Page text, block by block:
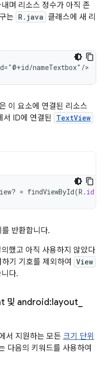
며 리소스 정수가 아직 존
는 R.java 클래스에 새 리
nameTextbox"/>
이 요소에 연결된 리소스
서 ID에 연결된 TextView
= findViewById(R . id
반환합니다.
했고 아직 사용하지 않았다
기 기호를 제외하여 View
다.
및 android:layout
서 지원하는 모든 크기 단위
다음의 키워드를 사용하여